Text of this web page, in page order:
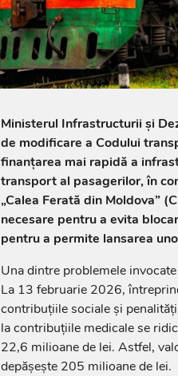
Ministerul Infrastructurii și
de modificare a Codului
finanțarea mai rapidă a
transport al pasagerilor, în
„Calea Ferată din Moldova”
necesare pentru a evita
pentru a permite lansarea
Una dintre problemele
La 13 februarie 2026,
contribuțiile sociale și
la contribuțiile medicale se
22,6 milioane de lei. Astfel,
depășește 205 milioane de lei.